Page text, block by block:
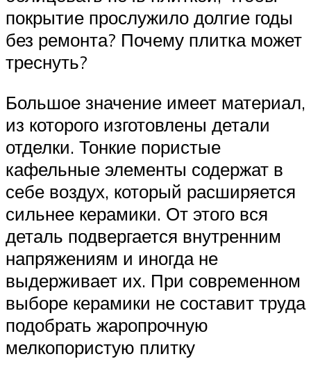
покрытие прослужило долгие годы
без ремонта? Почему плитка может
треснуть?
Большое значение имеет материал,
из которого изготовлены детали
отделки. Тонкие пористые
кафельные элементы содержат в
себе воздух, который расширяется
сильнее керамики. От этого вся
деталь подвергается внутренним
напряжениям и иногда не
выдерживает их. При современном
выборе керамики не составит труда
подобрать жаропрочную
мелкопористую плитку